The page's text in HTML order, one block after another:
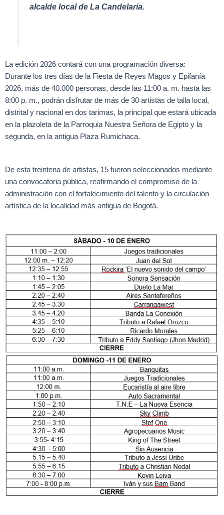
alcalde local de La Candelaria.
La edición 2026 contará con una programación diversa:
Durante los tres días de la Fiesta de Reyes Magos y Epifanía
2026, más de 40.000 personas, desde las 11:00 a. m. hasta las
8:00 p. m., podrán disfrutar de más de 30 artistas de talla local,
distrital y nacional en dos tarimas, la principal que estará ubicada
en la plazoleta de la Parroquia Nuestra Señora de Egipto y la
segunda, en la antigua Plaza Rumichaca.
De esta treintena de artistas, 15 fueron seleccionados mediante
una convocatoria pública, reafirmando el compromiso de la
administración con el fortalecimiento del talento y la circulación
artística de la localidad más antigua de Bogotá.